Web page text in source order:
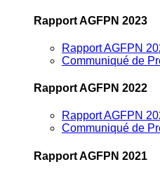
Rapport AGFPN 2023
Rapport AGFPN
Communiqué de
Rapport AGFPN 2022
Rapport AGFPN
Communiqué de
Rapport AGFPN 2021